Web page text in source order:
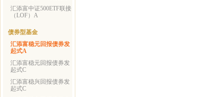
汇添富中证500ETF联接
（LOF）A
债券型基金
汇添富稳元回报债券发
起式A
汇添富稳元回报债券发
起式C
汇添富稳兴回报债券发
起式C